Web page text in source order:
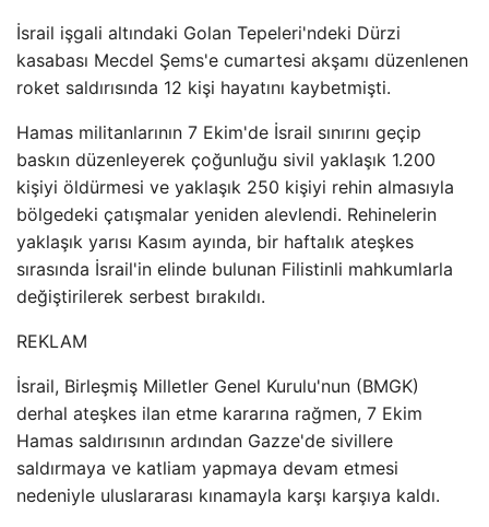
İsrail işgali altındaki Golan Tepeleri'ndeki Dürzi
kasabası Mecdel Şems'e cumartesi akşamı düzenlenen
roket saldırısında 12 kişi hayatını kaybetmişti.
Hamas militanlarının 7 Ekim'de İsrail sınırını geçip
baskın düzenleyerek çoğunluğu sivil yaklaşık 1.200
kişiyi öldürmesi ve yaklaşık 250 kişiyi rehin almasıyla
bölgedeki çatışmalar yeniden alevlendi. Rehinelerin
yaklaşık yarısı Kasım ayında, bir haftalık ateşkes
sırasında İsrail'in elinde bulunan Filistinli mahkumlarla
değiştirilerek serbest bırakıldı.
REKLAM
İsrail, Birleşmiş Milletler Genel Kurulu'nun (BMGK)
derhal ateşkes ilan etme kararına rağmen, 7 Ekim
Hamas saldırısının ardından Gazze'de sivillere
saldırmaya ve katliam yapmaya devam etmesi
nedeniyle uluslararası kınamayla karşı karşıya kaldı.